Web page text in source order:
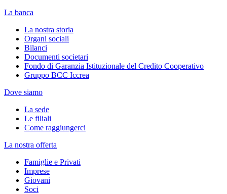
La banca
La nostra storia
Organi sociali
Bilanci
Documenti societari
Fondo di Garanzia Istituzionale del Credito Cooperativo
Gruppo BCC Iccrea
Dove siamo
La sede
Le filiali
Come raggiungerci
La nostra offerta
Famiglie e Privati
Imprese
Giovani
Soci